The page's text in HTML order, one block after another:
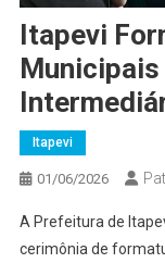
Itapevi
Municipais
Itapevi
01/06/2026
A Prefeitura de
cerimônia de